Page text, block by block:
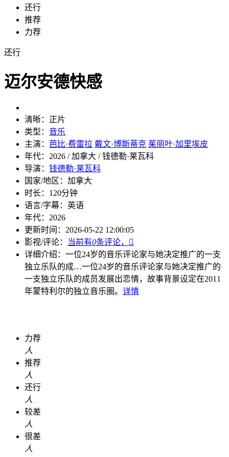
还行
推荐
力荐
还行
迈尔安德快感
清晰： 正片
类型： 音乐
主演： 芭比·费雷拉 戴文·博斯蒂克 茱丽叶·加里埃皮
年代： 2026 / 加拿大 / 钱德勒·莱瓦科
导演： 钱德勒·莱瓦科
国家/地区： 加拿大
时长： 120分钟
语言/字幕： 英语
年代： 2026
更新时间： 2026-05-22 12:00:05
影视/评论：
当前有0条评论，

详细介绍： 一位24岁的音乐评论家与她决定推广的一支
独立乐队的成…一位24岁的音乐评论家与她决定推广的
一支独立乐队的成员发展出恋情，故事背景设定在2011
年蒙特利尔的独立音乐圈。 详情
力荐
人
推荐
人
还行
人
较差
人
很差
人